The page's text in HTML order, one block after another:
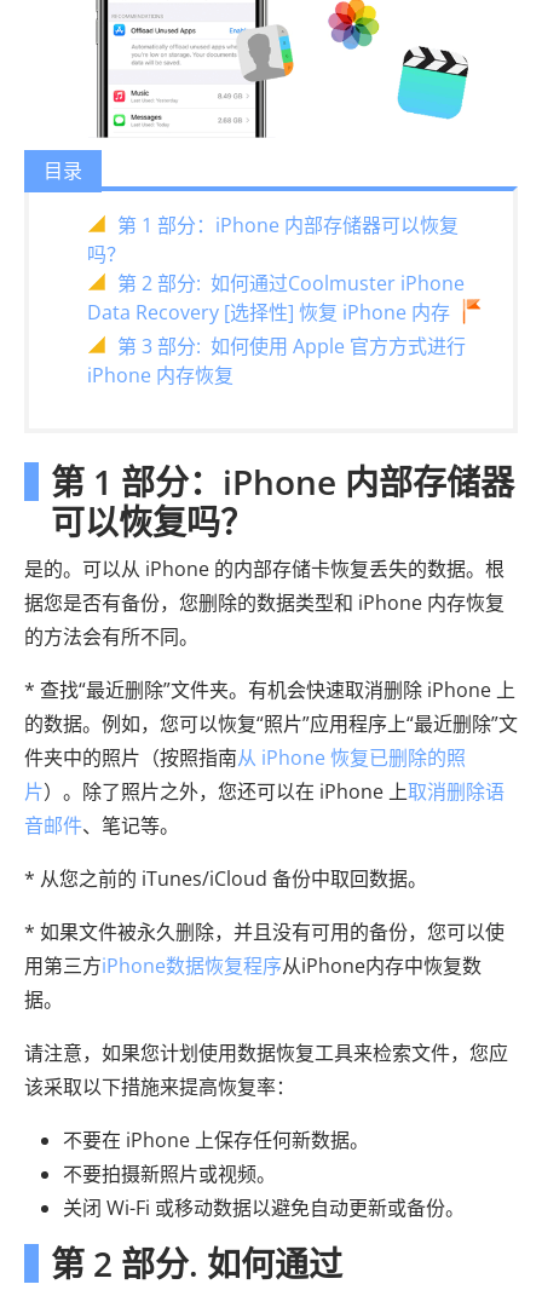
目录
第 1 部分：iPhone 内部存储器可以恢复
吗？
第 2 部分: 如何通过Coolmuster iPhone
Data Recovery [选择性] 恢复 iPhone 内存
第 3 部分: 如何使用 Apple 官方方式进行
iPhone 内存恢复
第 1 部分：iPhone 内部存储器
可以恢复吗？
是的。可以从 iPhone 的内部存储卡恢复丢失的数据。根
据您是否有备份，您删除的数据类型和 iPhone 内存恢复
的方法会有所不同。
* 查找“最近删除”文件夹。有机会快速取消删除 iPhone 上
的数据。例如，您可以恢复“照片”应用程序上“最近删除”文
件夹中的照片（按照指南从 iPhone 恢复已删除的照
片）。除了照片之外，您还可以在 iPhone 上取消删除语
音邮件、笔记等。
* 从您之前的 iTunes/iCloud 备份中取回数据。
* 如果文件被永久删除，并且没有可用的备份，您可以使
用第三方iPhone数据恢复程序从iPhone内存中恢复数
据。
请注意，如果您计划使用数据恢复工具来检索文件，您应
该采取以下措施来提高恢复率：
不要在 iPhone 上保存任何新数据。
不要拍摄新照片或视频。
关闭 Wi-Fi 或移动数据以避免自动更新或备份。
第 2 部分. 如何通过